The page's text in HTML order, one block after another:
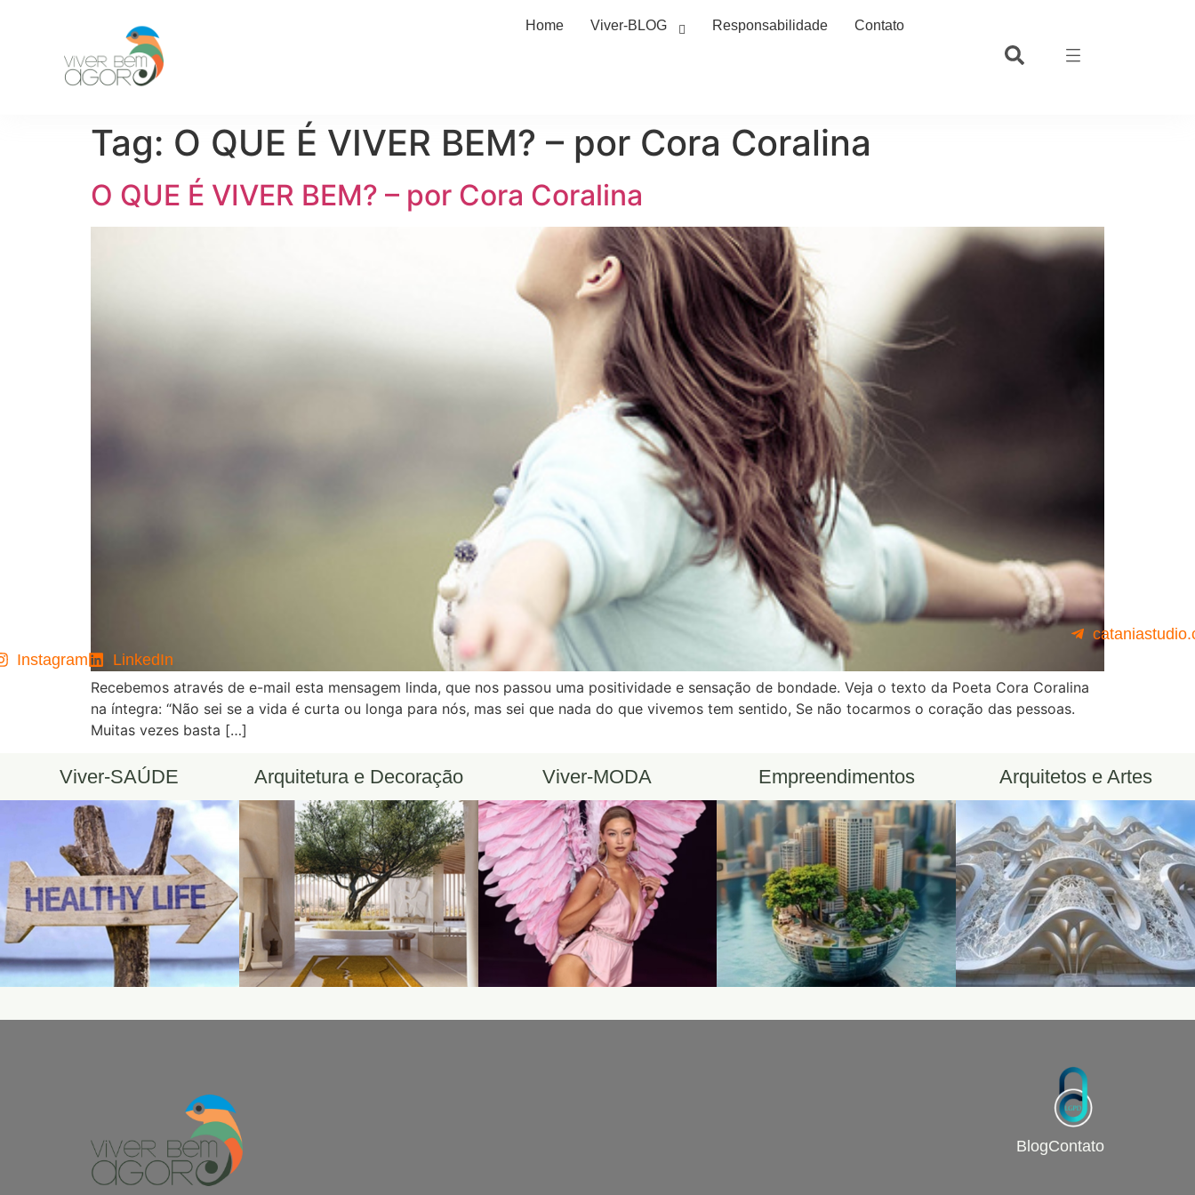
Home Viver-BLOG Responsabilidade Contato
Tag: O QUE É VIVER BEM? – por Cora Coralina
O QUE É VIVER BEM? – por Cora Coralina
Recebemos através de e-mail esta mensagem linda, que nos passou uma positividade e sensação de bondade. Veja o texto da Poeta Cora Coralina
na íntegra: “Não sei se a vida é curta ou longa para nós, mas sei que nada do que vivemos tem sentido, Se não tocarmos o coração das pessoas.
Muitas vezes basta […]
Viver-SAÚDE Arquitetura e Decoração Viver-MODA Empreendimentos Arquitetos e Artes
BlogContato
Instagram LinkedIn